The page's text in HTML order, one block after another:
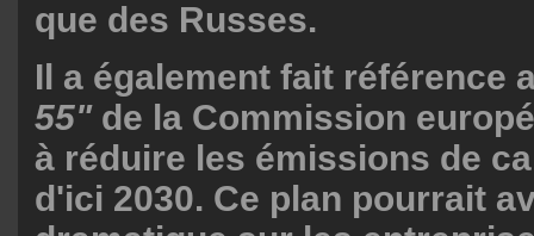
que des Russes.
Il a également fait référence
55"de la Commission
à réduire les émissions de
d'ici 2030. Ce plan pourrait